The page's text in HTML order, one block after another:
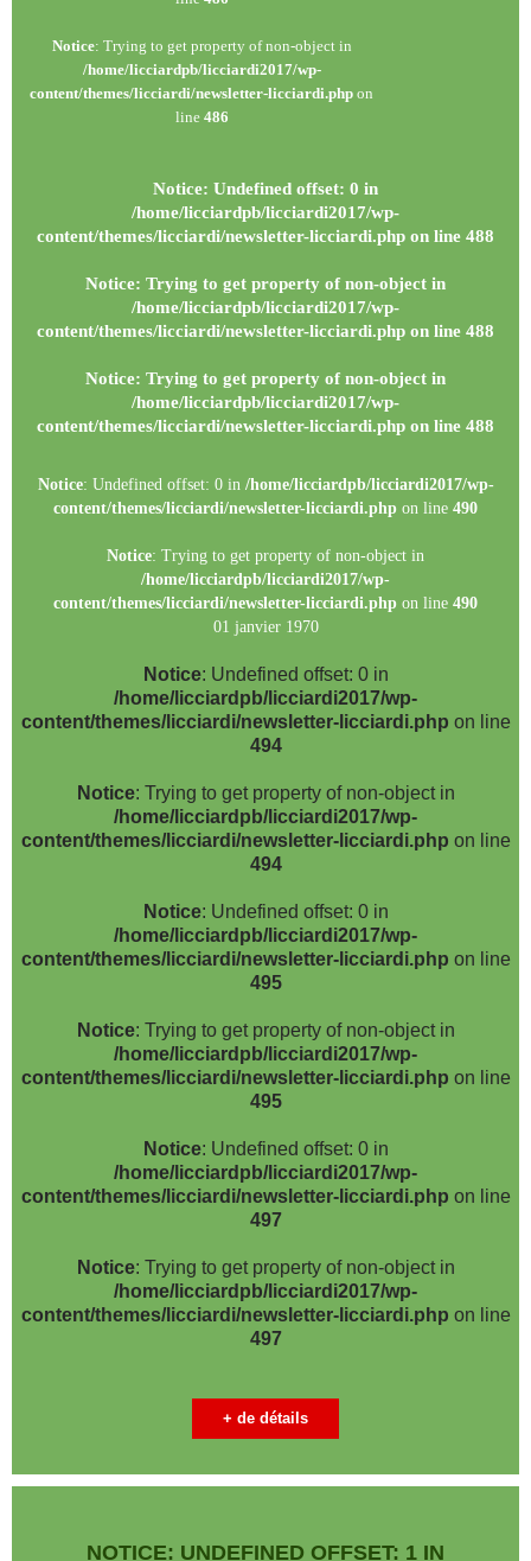
Notice: Trying to get property of non-object in
/home/licciardpb/licciardi2017/wp-
content/themes/licciardi/newsletter-licciardi.php on
line 486
Notice: Undefined offset: 0 in
/home/licciardpb/licciardi2017/wp-
content/themes/licciardi/newsletter-licciardi.php on line 488
Notice: Trying to get property of non-object in
/home/licciardpb/licciardi2017/wp-
content/themes/licciardi/newsletter-licciardi.php on line 488
Notice: Trying to get property of non-object in
/home/licciardpb/licciardi2017/wp-
content/themes/licciardi/newsletter-licciardi.php on line 488
Notice: Undefined offset: 0 in /home/licciardpb/licciardi2017/wp-
content/themes/licciardi/newsletter-licciardi.php on line 490
Notice: Trying to get property of non-object in
/home/licciardpb/licciardi2017/wp-
content/themes/licciardi/newsletter-licciardi.php on line 490
01 janvier 1970
Notice: Undefined offset: 0 in
/home/licciardpb/licciardi2017/wp-
content/themes/licciardi/newsletter-licciardi.php on line
494
Notice: Trying to get property of non-object in
/home/licciardpb/licciardi2017/wp-
content/themes/licciardi/newsletter-licciardi.php on line
494
Notice: Undefined offset: 0 in
/home/licciardpb/licciardi2017/wp-
content/themes/licciardi/newsletter-licciardi.php on line
495
Notice: Trying to get property of non-object in
/home/licciardpb/licciardi2017/wp-
content/themes/licciardi/newsletter-licciardi.php on line
495
Notice: Undefined offset: 0 in
/home/licciardpb/licciardi2017/wp-
content/themes/licciardi/newsletter-licciardi.php on line
497
Notice: Trying to get property of non-object in
/home/licciardpb/licciardi2017/wp-
content/themes/licciardi/newsletter-licciardi.php on line
497
+ de détails
NOTICE: UNDEFINED OFFSET: 1 IN